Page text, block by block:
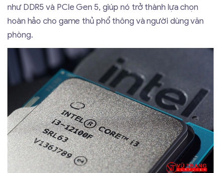
như DDR5 và PCIe Gen 5, giúp nó trở thành lựa chọn
hoàn hảo cho game thủ phổ thông và người dùng văn
phòng.